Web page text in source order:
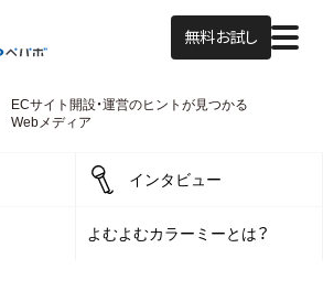
無料お試し
よむよむカラーミー
ECサイト開設・運営のヒントが見つかる
Webメディア
インタビュー
よむよむカラーミーとは？